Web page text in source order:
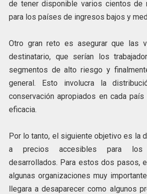
de tener disponible varios cientos de
para los países de ingresos bajos y
Otro gran reto es asegurar que las
destinatario, que serían los
segmentos de alto riesgo y
general. Esto involucra la
conservación apropiados en cada país
eficacia.
Por lo tanto, el siguiente objetivo es la
a precios accesibles para los
desarrollados. Para estos dos pasos,
algunas organizaciones muy
llegara a desaparecer como algunos